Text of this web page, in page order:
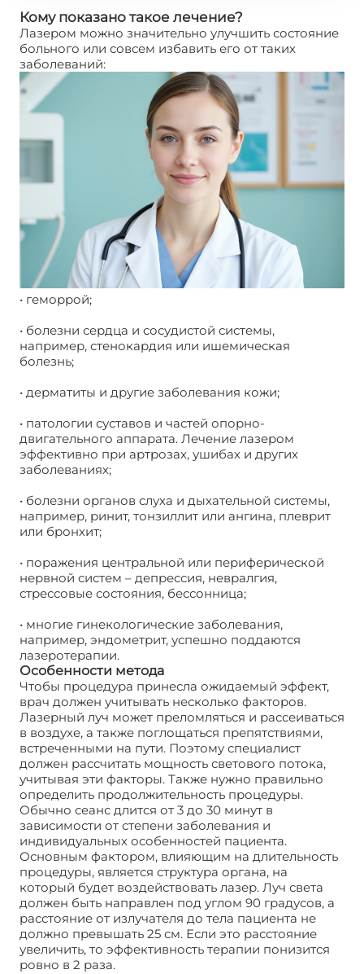
Кому показано такое лечение?
Лазером можно значительно улучшить состояние
больного или совсем избавить его от таких
заболеваний:
• геморрой;
• болезни сердца и сосудистой системы,
например, стенокардия или ишемическая
болезнь;
• дерматиты и другие заболевания кожи;
• патологии суставов и частей опорно-
двигательного аппарата. Лечение лазером
эффективно при артрозах, ушибах и других
заболеваниях;
• болезни органов слуха и дыхательной системы,
например, ринит, тонзиллит или ангина, плеврит
или бронхит;
• поражения центральной или периферической
нервной систем – депрессия, невралгия,
стрессовые состояния, бессонница;
• многие гинекологические заболевания,
например, эндометрит, успешно поддаются
лазеротерапии.
Особенности метода
Чтобы процедура принесла ожидаемый эффект,
врач должен учитывать несколько факторов.
Лазерный луч может преломляться и рассеиваться
в воздухе, а также поглощаться препятствиями,
встреченными на пути. Поэтому специалист
должен рассчитать мощность светового потока,
учитывая эти факторы. Также нужно правильно
определить продолжительность процедуры.
Обычно сеанс длится от 3 до 30 минут в
зависимости от степени заболевания и
индивидуальных особенностей пациента.
Основным фактором, влияющим на длительность
процедуры, является структура органа, на
который будет воздействовать лазер. Луч света
должен быть направлен под углом 90 градусов, а
расстояние от излучателя до тела пациента не
должно превышать 25 см. Если это расстояние
увеличить, то эффективность терапии понизится
ровно в 2 раза.